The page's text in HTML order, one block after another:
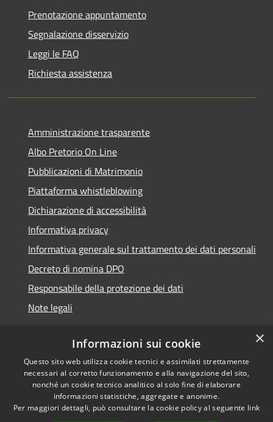
Prenotazione appuntamento
Segnalazione disservizio
Leggi le FAQ
Richiesta assistenza
Amministrazione trasparente
Albo Pretorio On Line
Pubblicazioni di Matrimonio
Piattaforma whistleblowing
Dichiarazione di accessibilità
Informativa privacy
Informativa generale sul trattamento dei dati personali
Decreto di nomina DPO
Responsabile della protezione dei dati
Note legali
RSS
Accessibilità
Cookie
© 2021 - 2026 Comune di
Chiavari -Area Riservata
×
Informazioni sui cookie
Questo sito web utilizza cookie tecnici e assimilati strettamente
necessari al corretto funzionamento e alla navigazione del sito,
nonché un cookie tecnico analitico al solo fine di elaborare
informazioni statistiche, aggregate e anonime.
Per maggiori dettagli, può consultare la cookie policy al seguente link